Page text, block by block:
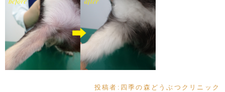
投稿者: 四季の森どうぶつクリニック